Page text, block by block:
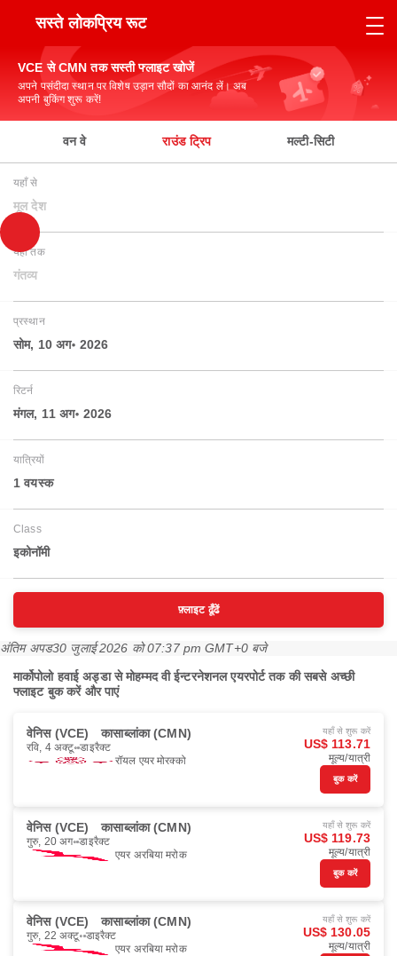
सस्ते लोकप्रिय रूट
VCE से CMN तक सस्ती फ्लाइट खोजें
अपने पसंदीदा स्थान पर विशेष उड़ान सौदों का आनंद लें। अब
अपनी बुकिंग शुरू करें!
वन वे राउंड ट्रिप मल्टी-सिटी
यहाँ से
मूल देश
यहाँ तक
गंतव्य
प्रस्थान
सोम, 10 अग॰ 2026
रिटर्न
मंगल, 11 अग॰ 2026
यात्रियों
1 वयस्‍क
Class
इकोनॉमी
फ़्लाइट ढूँढें
अंतिम अपड30 जुलाई 2026 को 07:37 pm GMT+0 बजे
मार्कोपोलो हवाई अड्डा से मोहम्मद वी ईन्टरनेशनल एयरपोर्ट तक की सबसे अच्छी
फ्लाइट बुक करें और पाएं
वेनिस (VCE) कासाब्लांका (CMN)
रवि, 4 अक्टू॰ डाइरैक्ट
रॉयल एयर मोरक्को
यहाँ से शुरू करें
US$ 113.71
मूल्य/यात्री
बुक करें
वेनिस (VCE) कासाब्लांका (CMN)
गुरु, 20 अग॰ डाइरैक्ट
एयर अरबिया मरोक
यहाँ से शुरू करें
US$ 119.73
मूल्य/यात्री
बुक करें
वेनिस (VCE) कासाब्लांका (CMN)
गुरु, 22 अक्टू॰ डाइरैक्ट
एयर अरबिया मरोक
यहाँ से शुरू करें
US$ 130.05
मूल्य/यात्री